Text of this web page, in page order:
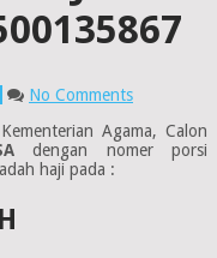
No Comments
Agama, Calon
dengan nomer porsi
haji pada :